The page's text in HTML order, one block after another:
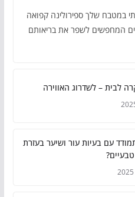
במטבח שלך ספירולינה קפואה
המחפשים לשפר את בריאותם
לבית – לשדרוג האווירה
עם בעיות עור ושיער בעזרת